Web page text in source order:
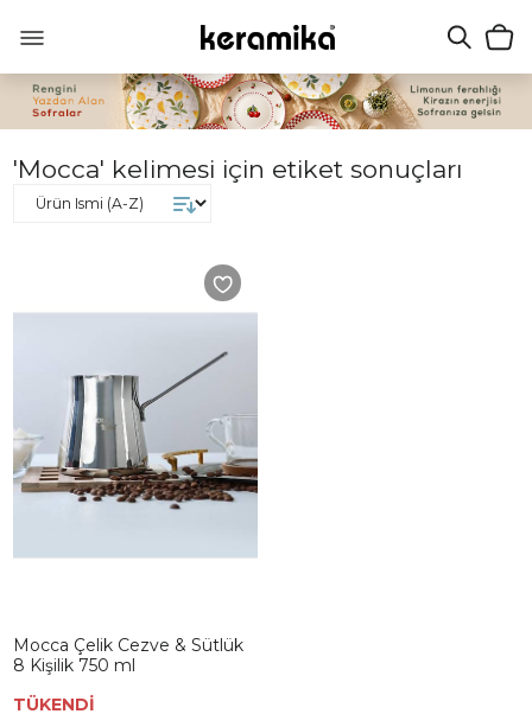
'Mocca' kelimesi için etiket sonuçları
Mocca Çelik Cezve & Sütlük
8 Kişilik 750 ml
TÜKENDİ